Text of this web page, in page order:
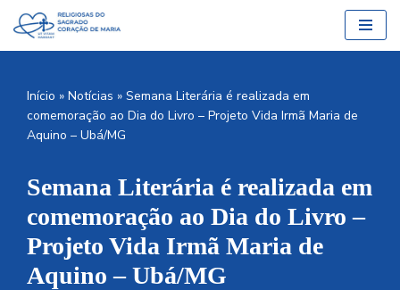
Pular
conteúdo
Início » Notícias » Semana Literária é realizada em
comemoração ao Dia do Livro – Projeto Vida Irmã Maria de
Aquino – Ubá/MG
Semana Literária é realizada em
comemoração ao Dia do Livro –
Projeto Vida Irmã Maria de
Aquino – Ubá/MG